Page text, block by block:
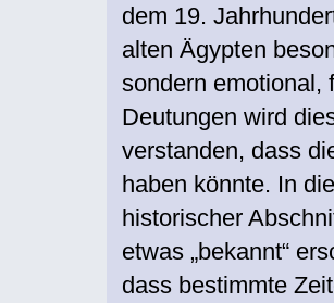
dem 19.
alten Ägypten
sondern emotional,
Deutungen wird
verstanden, dass
haben könnte. In
historischer
etwas „bekannt“
dass bestimmte